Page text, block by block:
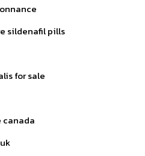
sildenafil pills
for sale
canada